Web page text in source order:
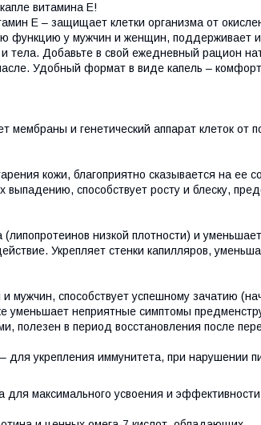
витамина Е!
Е – защищает клетки организма от
функцию у мужчин и женщин, поддерживает
тела. Добавьте в свой ежедневный рацион
Удобный формат в виде капель –
и генетический аппарат клеток от
кожи, благоприятно сказывается на ее
выпадению, способствует росту и блеску,
низкой плотности) и
Укрепляет стенки капилляров,
мужчин, способствует успешному зачатию
уменьшает неприятные симптомы
полезен в период восстановления после
для укрепления иммунитета, при нарушении
максимального усвоения и